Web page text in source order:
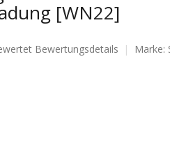
[WN22]
Bewertungsdetails Marke: